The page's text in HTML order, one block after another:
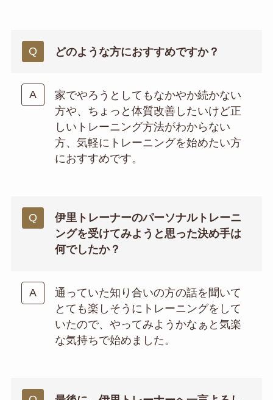
どのような方におすすめですか？
家でやろうとしてもなかやか続かない
方や、ちょっと体質改善したいけど正
しいトレーニング方法がわからない
方、気軽にトレーニングを始めたい方
におすすめです。
伊里トレーナーのパーソナルトレーニ
ングを受けてみようと思った決め手は
何でしたか？
通っていた知り合いの方の話を聞いて
とても楽しそうにトレーニングをして
いたので、やってみようかなぁと気楽
な気持ちで始めました。